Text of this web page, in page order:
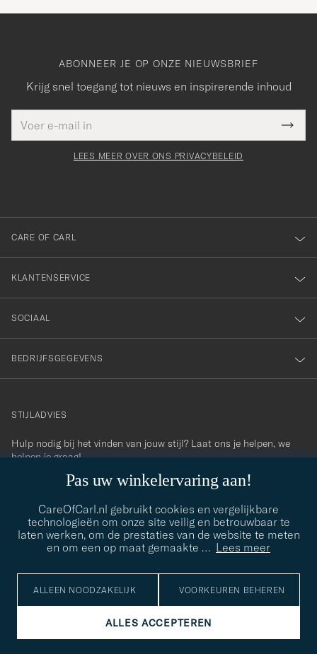
Pas uw winkelervaring aan!
CareOfCarl.nl gebruikt cookies en vergelijkbare
technologieën om onze site veilig en betrouwbaar te
laten werken, om de prestaties van de website te meten
en om een op maat gemaakte … Lees meer
ALLEEN NOODZAKELIJK VOORKEUREN BEHEREN
ALLES ACCEPTEREN
ABONNEER JE OP ONZE NIEUWSBRIEF
Krijg snel toegang tot nieuws en inspirerende inhoud
mailadres
veldBedankt
voor
onze
nieuwsbrief!
LEES MEER OVER ONS PRIVACYBELEID
CARE OF CARL
KLANTENSERVICE
SOCIAAL
BEDRIJFSGEGEVENS
contact@careofcarl.com
STIJLADVIES
Hulp nodig bij het vinden van jouw stijl? Laat ons je helpen, we
helpen je graag!
STIJLADVIES
© Care of Carl 2026